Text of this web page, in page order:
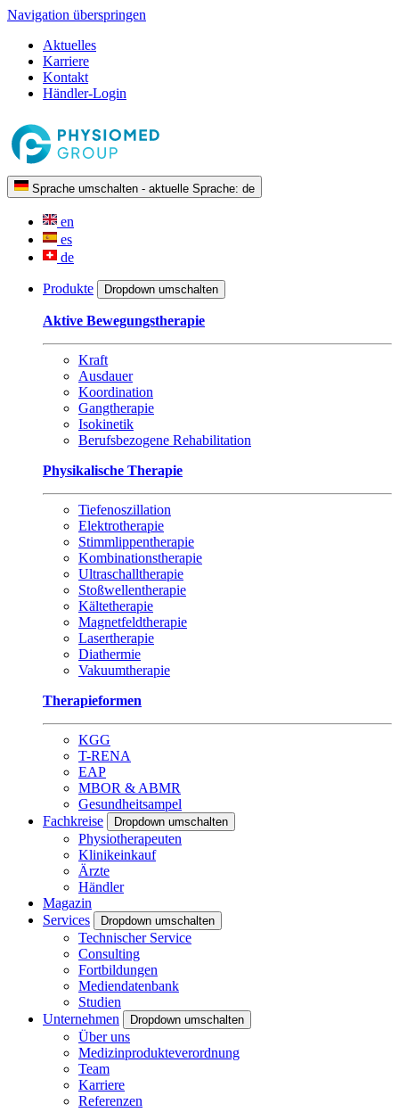
Navigation überspringen
Aktuelles
Karriere
Kontakt
Händler-Login
Sprache umschalten - aktuelle Sprache: de
en
es
de
Produkte Dropdown umschalten
Aktive Bewegungstherapie
Kraft
Ausdauer
Koordination
Gangtherapie
Isokinetik
Berufsbezogene Rehabilitation
Physikalische Therapie
Tiefenoszillation
Elektrotherapie
Stimmlippentherapie
Kombinationstherapie
Ultraschalltherapie
Stoßwellentherapie
Kältetherapie
Magnetfeldtherapie
Lasertherapie
Diathermie
Vakuumtherapie
Therapieformen
KGG
T-RENA
EAP
MBOR & ABMR
Gesundheitsampel
Fachkreise
Dropdown umschalten
Physiotherapeuten
Klinikeinkauf
Ärzte
Händler
Magazin
Services
Dropdown umschalten
Technischer Service
Consulting
Fortbildungen
Mediendatenbank
Studien
Unternehmen
Dropdown umschalten
Über uns
Medizinprodukteverordnung
Team
Karriere
Referenzen